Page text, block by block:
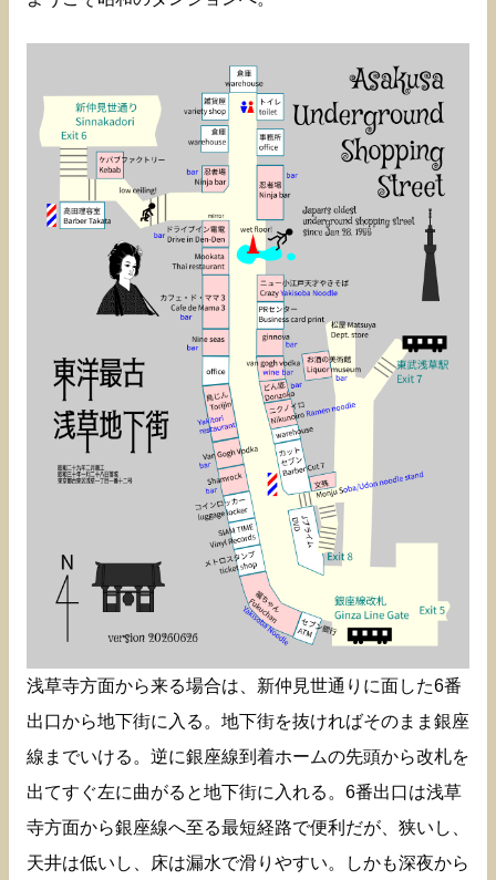
浅草寺方面から来る場合は、新仲見世通りに面した6番
出口から地下街に入る。地下街を抜ければそのまま銀座
線までいける。逆に銀座線到着ホームの先頭から改札を
出てすぐ左に曲がると地下街に入れる。6番出口は浅草
寺方面から銀座線へ至る最短経路で便利だが、狭いし、
天井は低いし、床は漏水で滑りやすい。しかも深夜から